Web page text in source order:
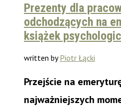
Prezenty dla
odchodzących na
książek
written byPiotr Łącki
Przejście na
najważniejszych